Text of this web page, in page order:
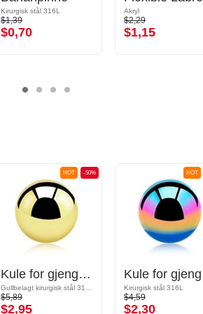
Kirurgisk stål 316L
$1,39
$0,70
Akryl
$2,29
$1,15
-50%
HOT
Kule for gjengede pinner (kirurgisk stål, gull, skinnende finish)
$5,89
$2,95
HOT
Kirurgisk stål 316L
$4,59
$2,30